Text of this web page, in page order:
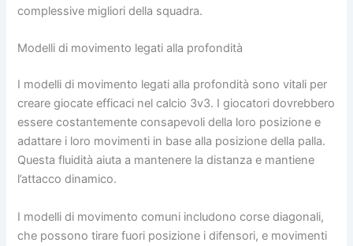
complessive migliori della squadra.
Modelli di movimento legati alla profondità
I modelli di movimento legati alla profondità sono vitali per
creare giocate efficaci nel calcio 3v3. I giocatori dovrebbero
essere costantemente consapevoli della loro posizione e
adattare i loro movimenti in base alla posizione della palla.
Questa fluidità aiuta a mantenere la distanza e mantiene
l’attacco dinamico.
I modelli di movimento comuni includono corse diagonali,
che possono tirare fuori posizione i difensori, e movimenti